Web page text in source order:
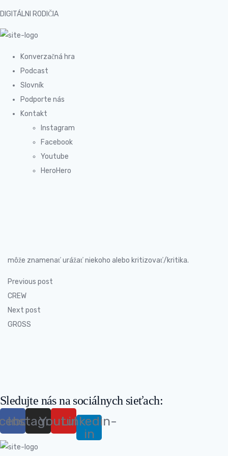
DIGITÁLNI RODIČIA
Konverzačná hra
Podcast
Slovník
Podporte nás
Kontakt
Instagram
Facebook
Youtube
HeroHero
môže znamenať urážať niekoho alebo kritizovať/kritika.
Previous post
CREW
Next post
GROSS
Sledujte nás na sociálnych sieťach:
Instagram
Youtube
Linkedin-
in